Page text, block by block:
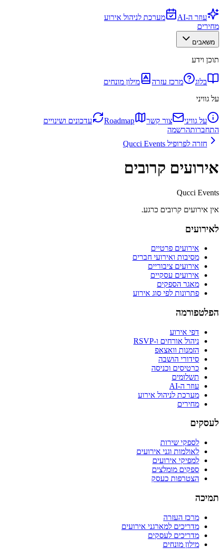
עוזר ה-AI
מערכת לניהול אירוע
מחירים
משאבים
תוכן וידע
בלוג מרכז עזרה
מילון מונחים
על גוויני
על גוויני צור קשר Roadmap
עדכונים ושינויים
התחברותהרשמה
חזרה לפרופיל Qucci Events
אירועים קרובים
Qucci Events
אין אירועים קרובים כרגע.
לאירועים
אירועים פרטיים
מסיבות ואירועי חברים
אירועים ציבוריים
אירועים עסקיים
מאגר הספקים
פתרונות לפי סוג אירוע
הפלטפורמה
דפי אירוע
ניהול אורחים ו-RSVP
הזמנות וואצאפ
סידורי הושבה
כרטיסים וכניסה
תשלומים
עוזר ה-AI
מערכת לניהול אירוע
מחירים
לעסקים
לספקי שירות
לאולמות וגני אירועים
למפיקי אירועים
ספקים מומלצים
הצטרפות כעסק
תמיכה
מרכז העזרה
מדריכים למארגני אירועים
מדריכים לעסקים
מילון מונחים